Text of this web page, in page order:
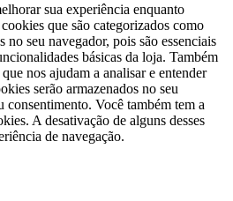
sua experiência enquanto
que são categorizados como
no seu navegador, pois são essenciais
básicas da loja. Também
nos ajudam a analisar e entender
serão armazenados no seu
consentimento. Você também tem a
A desativação de alguns desses
de navegação.